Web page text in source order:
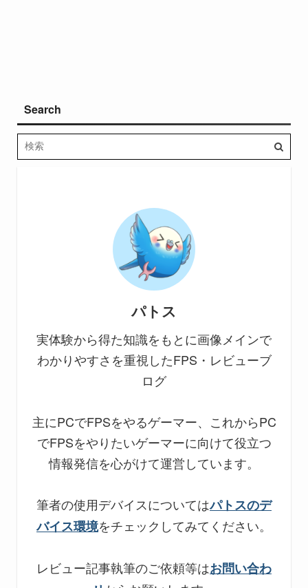
Search
パトス
実体験から得た知識をもとに画像メインで
わかりやすさを重視したFPS・レビューブ
ログ
主にPCでFPSをやるゲーマー、これからPC
でFPSをやりたいゲーマーに向けて役立つ
情報発信を心がけて運営しています。
筆者の使用デバイスについてはパトスのデ
バイス環境をチェックしてみてください。
レビュー記事執筆のご依頼等はお問い合わ